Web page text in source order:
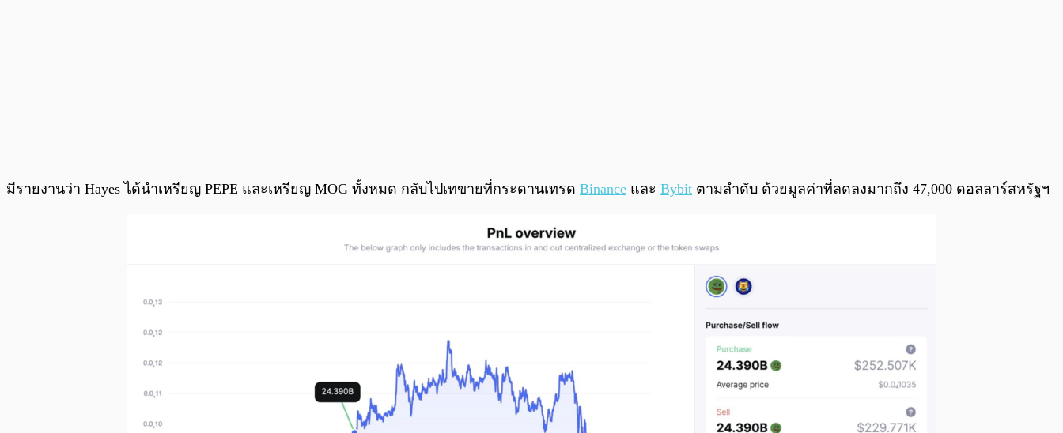
มีรายงานว่า Hayes ได้นำเหรียญ PEPE และเหรียญ MOG ทั้งหมด กลับไปเทขายที่กระดานเทรด Binance และ Bybit ตามลำดับ ด้วยมูลค่าที่ลดลงมากถึง 47,000 ดอลลาร์สหรัฐฯ